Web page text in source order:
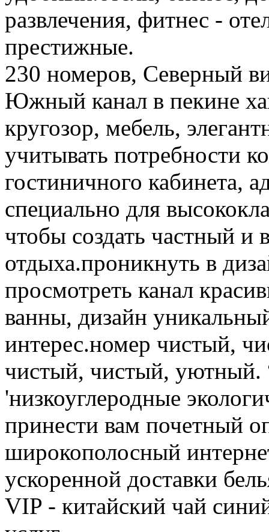
развлечения, фитнес -
престижные.
230 номеров, Северный
Южный канал в пекине
кругозор, мебель,
учитывать потребности
гостиничного кабинета,
специально для
чтобы создать частный и
отдыха.проникнуть в
просмотреть канал
ванны, дизайн
интерес.номер чистый,
чистый, чистый, уютный.
'низкоуглеродные
принести вам почетный
широкополосный
ускоренной доставки
VIP - китайский чай